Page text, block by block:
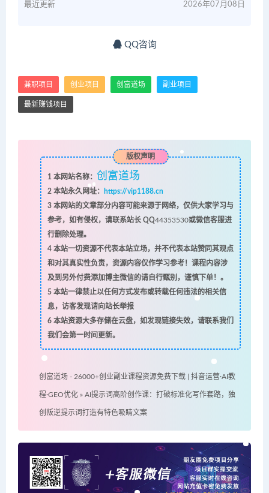
最近更新 2026年07月08日
QQ咨询
兼职项目 创业项目 创富道场 副业项目
最新赚钱项目
版权声明
1 本网站名称： 创富道场
2本站永久网址：
https://vip1188.cn
3本网站的文章部分内容可能来源于网络，仅供大家学习与
参考，如有侵权，请联系站长 QQ44353530或微信客服进
行删除处理。
4本站一切资源不代表本站立场，并不代表本站赞同其观点
和对其真实性负责，资源内容仅作学习参考！课程内容涉
及到另外付费添加博主微信的请自行甄别，谨慎下单！。
5本站一律禁止以任何方式发布或转载任何违法的相关信
息，访客发现请向站长举报
6本站资源大多存储在云盘，如发现链接失效，请联系我们
我们会第一时间更新。
创富道场 - 26000+创业副业课程资源免费下载 | 抖音运营·AI教
程·GEO优化 » AI提示词高阶创作课：打破标准化写作套路，独
创叛逆提示词打造有特色吸睛文案